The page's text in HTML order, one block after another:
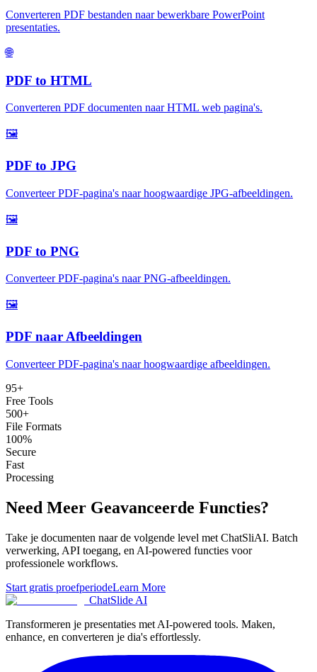
Converteren PDF bestanden naar bewerkbare PowerPoint
presentaties.
🌐
PDF to HTML
Converteren PDF documenten naar HTML web pagina's.
🖼️
PDF to JPG
Converteer PDF-pagina's naar hoogwaardige JPG-afbeeldingen.
🖼️
PDF to PNG
Converteer PDF-pagina's naar PNG-afbeeldingen.
🖼️
PDF naar Afbeeldingen
Converteer PDF-pagina's naar hoogwaardige afbeeldingen.
95+
Free Tools
500+
File Formats
100%
Secure
Fast
Processing
Need Meer Geavanceerde Functies?
Take je documenten naar de volgende level met ChatSliAI. Batch
verwerking, API toegang, en AI-powered functies voor
professionele workflows.
Start gratis proefperiodeLearn More
ChatSlide AI
Transformeren je presentaties met AI-powered tools. Maken,
enhance, en converteren je dia's effortlessly.